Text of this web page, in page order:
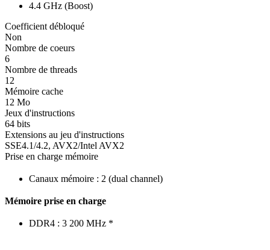
4.4 GHz (Boost)
Coefficient débloqué
Non
Nombre de coeurs
6
Nombre de threads
12
Mémoire cache
12 Mo
Jeux d'instructions
64 bits
Extensions au jeu d'instructions
SSE4.1/4.2, AVX2/Intel AVX2
Prise en charge mémoire
Canaux mémoire : 2 (dual channel)
Mémoire prise en charge
DDR4 : 3 200 MHz *